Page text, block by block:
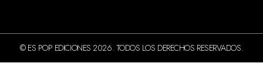
© ES POP EDICIONES 2026. TODOS LOS DERECHOS RESERVADOS.